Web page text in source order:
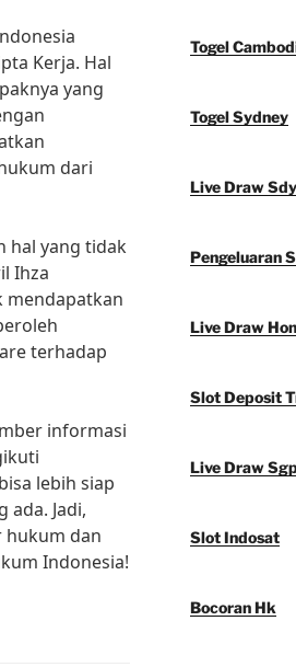
Kerja. Hal
yang
dari
hal yang tidak
Ihza
mendapatkan
terhadap
informasi
lebih siap
Jadi,
hukum dan
Indonesia!
Togel
Togel Sydney
Live Draw Sdy
Pengeluaran
Live Draw
Slot Deposit
Live Draw
Slot Indosat
Bocoran Hk